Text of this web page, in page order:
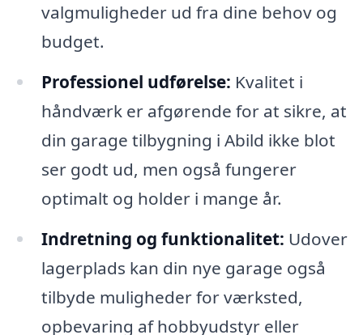
valgmuligheder ud fra dine behov og
budget.
Professionel udførelse: Kvalitet i
håndværk er afgørende for at sikre, at
din garage tilbygning i Abild ikke blot
ser godt ud, men også fungerer
optimalt og holder i mange år.
Indretning og funktionalitet: Udover
lagerplads kan din nye garage også
tilbyde muligheder for værksted,
opbevaring af hobbyudstyr eller